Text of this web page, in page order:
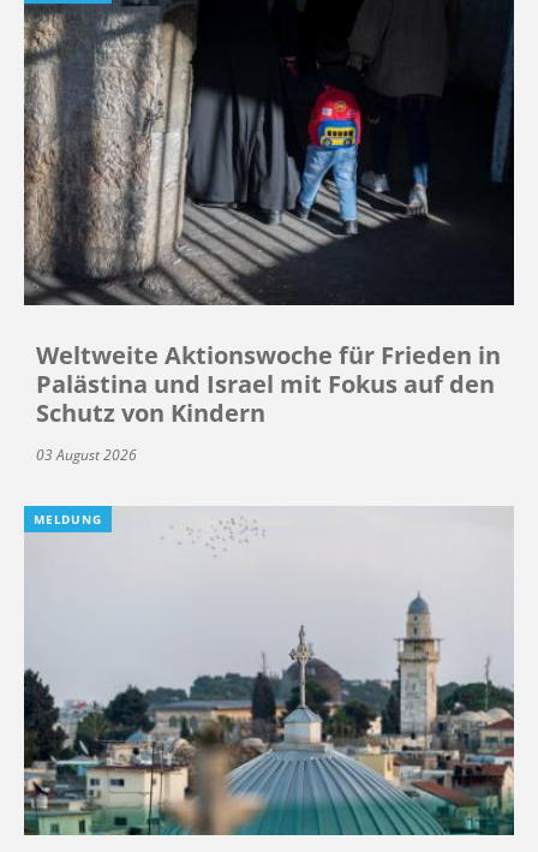
Weltweite Aktionswoche für Frieden in
Palästina und Israel mit Fokus auf den
Schutz von Kindern
03 August 2026
MELDUNG